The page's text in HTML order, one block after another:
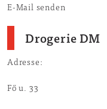
E-Mail senden
Drogerie DM
Adresse:
Fő u. 33